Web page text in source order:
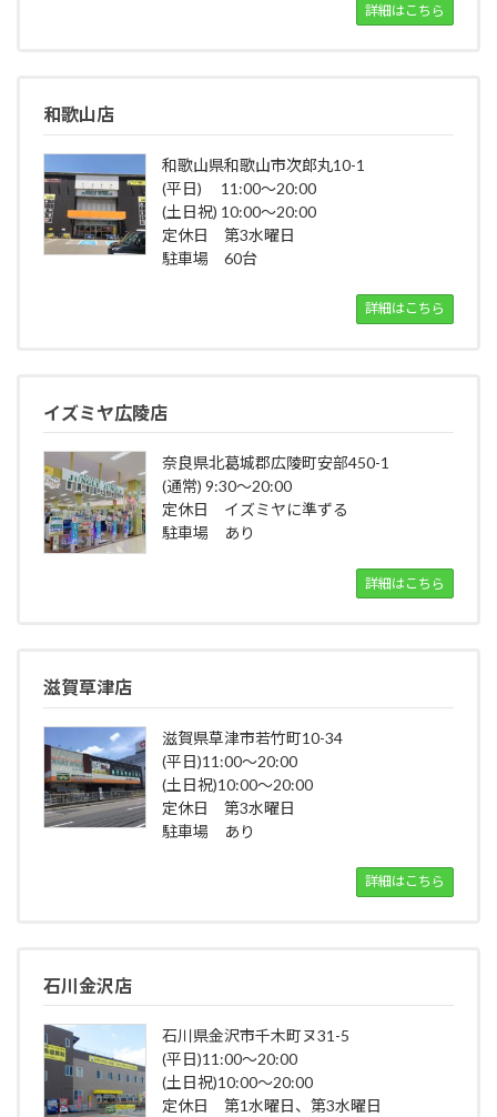
詳細はこちら
和歌山店
和歌山県和歌山市次郎丸10-1
(平日) 11:00～20:00
(土日祝) 10:00～20:00
定休日 第3水曜日
駐車場 60台
詳細はこちら
イズミヤ広陵店
奈良県北葛城郡広陵町安部450-1
(通常) 9:30～20:00
定休日 イズミヤに準ずる
駐車場 あり
詳細はこちら
滋賀草津店
滋賀県草津市若竹町10-34
(平日)11:00～20:00
(土日祝)10:00～20:00
定休日 第3水曜日
駐車場 あり
詳細はこちら
石川金沢店
石川県金沢市千木町ヌ31-5
(平日)11:00～20:00
(土日祝)10:00～20:00
定休日 第1水曜日、第3水曜日